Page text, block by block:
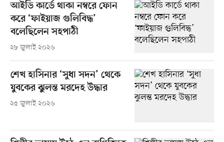
আইডি কার্ডে থাকা নম্বরে ফোন
করে ‘ফাইয়াজ গুলিবিদ্ধ’
বলেছিলেন সহপাঠী
২৮ জুলাই ২০২৬
শেখ হাসিনার ‘সুধা সদন’ থেকে
যুবকের ঝুলন্ত মরদেহ উদ্ধার
২৫ জুলাই ২০২৬